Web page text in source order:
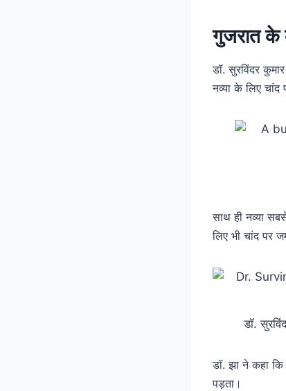
गुजरात के
डॉ. सुरविंदर
नव्या के लिए चांद
साथ ही नव्या
लिए भी चांद पर
डॉ.
डॉ. झा ने कहा कि
पड़ता।